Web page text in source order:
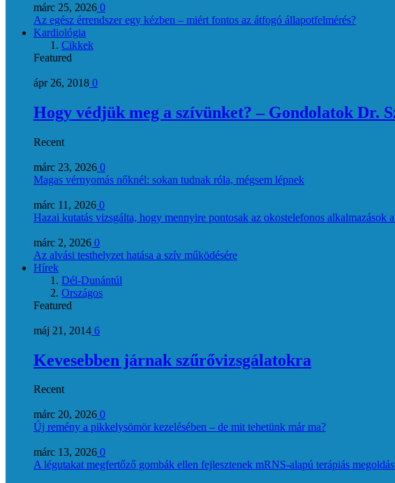
márc 25, 2026 0
Az egész érrendszer egy kézben – miért fontos az átfogó állapotfelmérés?
Kardiológia
Cikkek
Featured
ápr 26, 2018 0
Hogy védjük meg a szívünket? – Gondolatok Dr.
Recent
márc 23, 2026 0
Magas vérnyomás nőknél: sokan tudnak róla, mégsem lépnek
márc 11, 2026 0
Hazai kutatás vizsgálta, hogy mennyire pontosak az okostelefonos alkalmazások
márc 2, 2026 0
Az alvási testhelyzet hatása a szív működésére
Hírek
Dél-Dunántúl
Országos
Featured
máj 21, 2014 6
Kevesebben járnak szűrővizsgálatokra
Recent
márc 20, 2026 0
Új remény a pikkelysömör kezelésében – de mit tehetünk már ma?
márc 13, 2026 0
A légutakat megfertőző gombák ellen fejlesztenek mRNS-alapú terápiás